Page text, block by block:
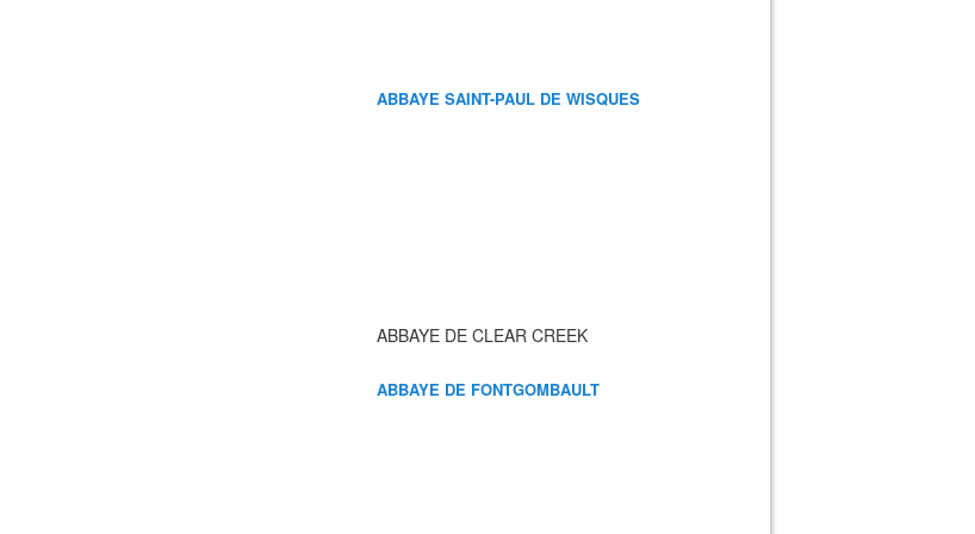
ABBAYE SAINT-PAUL DE WISQUES
ABBAYE DE CLEAR CREEK
ABBAYE DE FONTGOMBAULT